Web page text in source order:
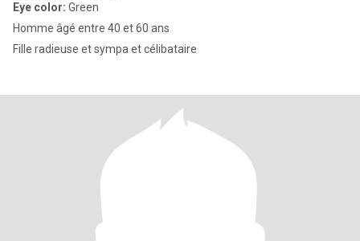
Eye color: Green
Homme âgé entre 40 et 60 ans
Fille radieuse et sympa et célibataire